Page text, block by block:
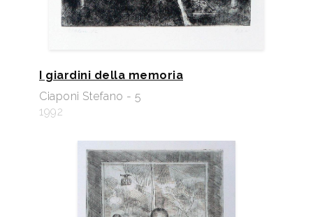
I giardini della memoria
Ciaponi Stefano - 5
1992